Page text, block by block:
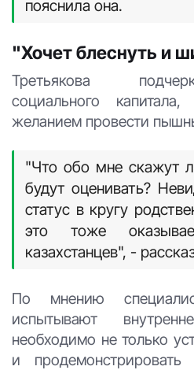
пояснила она.
"Хочет блеснуть и
Третьякова
социального
желанием провести
"Что обо мне скажут
будут оценивать?
статус в кругу
это тоже
казахстанцев", -
По мнению
испытывают
необходимо не только
и